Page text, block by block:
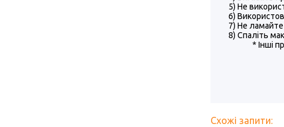
5) Не
6)
7) Не ламайте
8) Спаліть
* Інші
Схожі запити: